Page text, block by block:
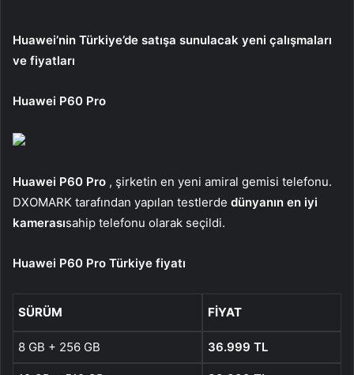
Huawei’nin Türkiye’de satışa sunulacak yeni çalışmaları
ve fiyatları
Huawei P60 Pro
Huawei P60 Pro , şirketin en yeni amiral gemisi telefonu.
DXOMARK tarafından yapılan testlerde dünyanın en iyi
kamerasısahip telefonu olarak seçildi.
Huawei P60 Pro Türkiye fiyatı
SÜRÜM FIYAT
8 GB + 256 GB 36.999 TL